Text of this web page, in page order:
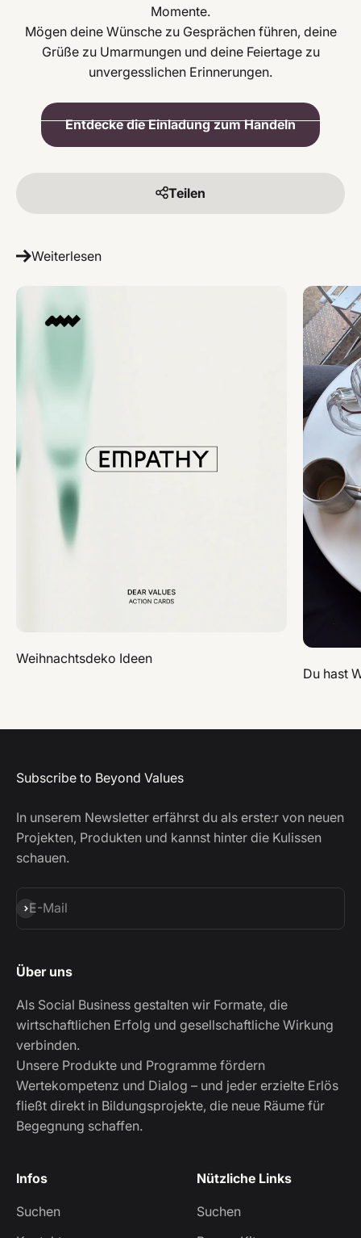
Momente.
Mögen deine Wünsche zu Gesprächen führen, deine
Grüße zu Umarmungen und deine Feiertage zu
unvergesslichen Erinnerungen.
Entdecke die Einladung zum Handeln
Teilen
Weiterlesen
Weihnachtsdeko Ideen
Du hast
Subscribe to Beyond Values
In unserem Newsletter erfährst du als erste:r von neuen
Projekten, Produkten und kannst hinter die Kulissen
schauen.
E-Mail
Abonnieren
Über uns
Als Social Business gestalten wir Formate, die
wirtschaftlichen Erfolg und gesellschaftliche Wirkung
verbinden.
Unsere Produkte und Programme fördern
Wertekompetenz und Dialog – und jeder erzielte Erlös
fließt direkt in Bildungsprojekte, die neue Räume für
Begegnung schaffen.
Infos
Suchen
Nützliche Links
Suchen